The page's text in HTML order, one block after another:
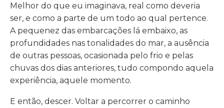
Melhor do que eu imaginava, real como deveria
ser, e como a parte de um todo ao qual pertence.
A pequenez das embarcações lá embaixo, as
profundidades nas tonalidades do mar, a ausência
de outras pessoas, ocasionada pelo frio e pelas
chuvas dos dias anteriores, tudo compondo aquela
experiência, aquele momento.
E então, descer. Voltar a percorrer o caminho